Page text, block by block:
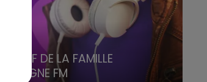
OF DE LA FAMILLE
FM